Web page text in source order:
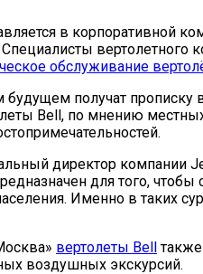
в корпоративной
вертолетного
обслуживание
получат прописку
Bell, по мнению
директор компании
для того, чтобы
Именно в таких
вертолеты Bell
воздушных экскурсий.